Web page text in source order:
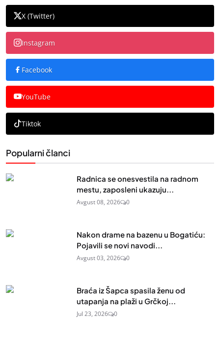
X (Twitter)
Instagram
Facebook
YouTube
Tiktok
Popularni članci
Radnica se onesvestila na radnom
mestu, zaposleni ukazuju...
Avgust 08, 2026 0
Nakon drame na bazenu u Bogatiću:
Pojavili se novi navodi...
Avgust 03, 2026 0
Braća iz Šapca spasila ženu od
utapanja na plaži u Grčkoj...
Jul 23, 2026 0